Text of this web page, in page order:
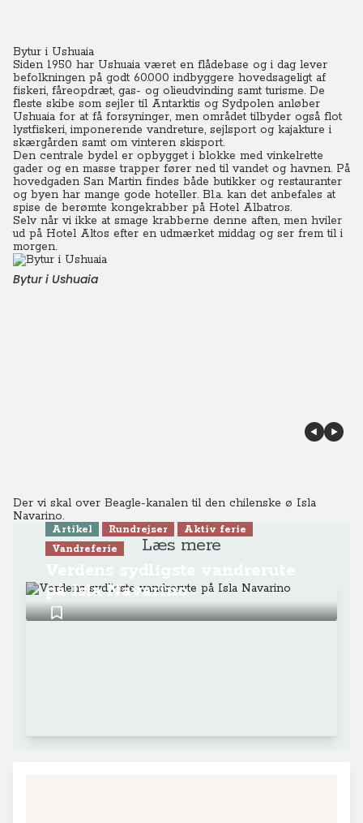
Bytur i Ushuaia
Siden 1950 har Ushuaia været en flådebase og i dag lever
befolkningen på godt 60.000 indbyggere hovedsageligt af
fiskeri, fåreopdræt, gas- og olieudvinding samt turisme. De
fleste skibe som sejler til Antarktis og Sydpolen anløber
Ushuaia for at få forsyninger, men området tilbyder også flot
lystfiskeri, imponerende vandreture, sejlsport og kajakture i
skærgården samt om vinteren skisport.
Den centrale bydel er opbygget i blokke med vinkelrette
gader og en masse trapper fører ned til vandet og havnen. På
hovedgaden San Martin findes både butikker og restauranter
og byen har mange gode hoteller. Bl.a. kan det anbefales at
spise de berømte kongekrabber på Hotel Albatros.
Selv når vi ikke at smage krabberne denne aften, men hviler
ud på Hotel Altos efter en udmærket middag og ser frem til i
morgen.
Bytur i Ushuaia
Der vi skal over Beagle-kanalen til den chilenske ø Isla
Navarino.
Læs mere
Artikel Rundrejser
Aktiv ferie
Vandreferie
på Isla Navarino